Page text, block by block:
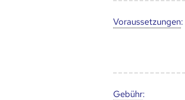
Voraus­setzungen:
Gebühr: